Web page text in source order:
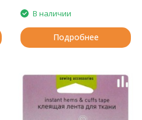
В наличии
Подробнее